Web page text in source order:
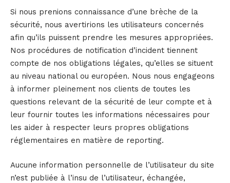
Si nous prenions connaissance d’une brèche de la
sécurité, nous avertirions les utilisateurs concernés
afin qu’ils puissent prendre les mesures appropriées.
Nos procédures de notification d’incident tiennent
compte de nos obligations légales, qu’elles se situent
au niveau national ou européen. Nous nous engageons
à informer pleinement nos clients de toutes les
questions relevant de la sécurité de leur compte et à
leur fournir toutes les informations nécessaires pour
les aider à respecter leurs propres obligations
réglementaires en matière de reporting.
Aucune information personnelle de l’utilisateur du site
n’est publiée à l’insu de l’utilisateur, échangée,